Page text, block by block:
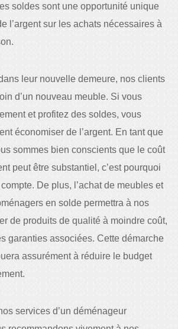
soldes sont une opportunité unique
l’argent sur les achats nécessaires à
leur nouvelle demeure, nos clients
d’un nouveau meuble. Si vous
et profitez des soldes, vous
économiser de l’argent. En tant que
sommes bien conscients que le coût
peut être substantiel, c’est pourquoi
De plus, l’achat de meubles et
en solde permettra à nos
de produits de qualité à moindre coût,
garanties associées. Cette démarche
assurément à réduire le budget
services d’un déménageur